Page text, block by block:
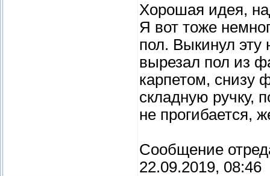
Хорошая идея,
Я вот тоже
пол. Выкинул
вырезал пол из
карпетом, снизу
складную ручку,
не прогибается,
Сообщение
22.09.2019, 08:46